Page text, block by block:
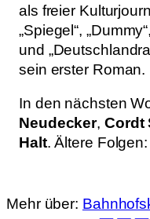
als freier
„Spiegel“,
und
sein erster Roman.
In den nächsten
Neudecker, Cordt
Halt. Ältere Folgen:
Mehr über: